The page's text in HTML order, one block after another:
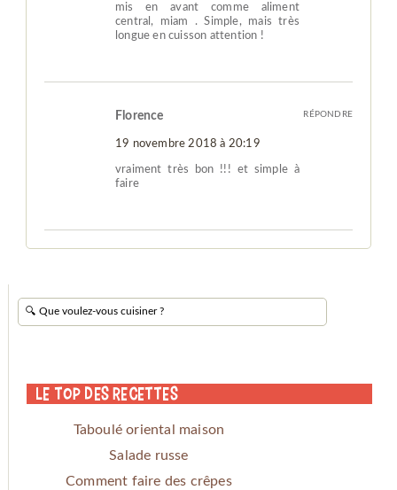
mis en avant comme aliment
central, miam . Simple, mais très
longue en cuisson attention !
Florence
19 novembre 2018 à 20:19
vraiment très bon !!! et simple à
faire
RÉPONDRE
Le Top des Recettes
Taboulé oriental maison
Salade russe
Comment faire des crêpes